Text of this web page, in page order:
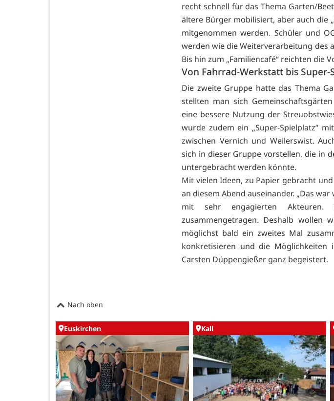
recht schnell für das Thema Garten/
ältere Bürger mobilisiert, aber auch die
mitgenommen werden. Schüler und
werden wie die Weiterverarbeitung des
Bis hin zum „Familiencafé“ reichten die
Von Fahrrad-Werkstatt bis Super-
Die zweite Gruppe hatte das Thema
stellten man sich
eine bessere Nutzung der
wurde zudem ein „Super-Spielplatz“
zwischen Vernich und Weilerswist.
sich in dieser Gruppe vorstellen, die in
untergebracht werden könnte.
Mit vielen Ideen, zu Papier gebracht
an diesem Abend auseinander. „Das
mit sehr engagierten
zusammengetragen. Deshalb wollen
möglichst bald ein zweites Mal
konkretisieren und die Möglichkeiten
Carsten Düppengießer ganz begeistert.
Nach oben
Euskirchen Kall